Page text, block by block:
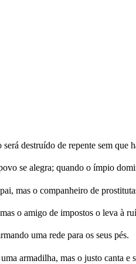
destruído de repente sem que
se alegra; quando o ímpio
mas o companheiro de
o amigo de impostos o leva à
uma rede para os seus pés.
armadilha, mas o justo canta e